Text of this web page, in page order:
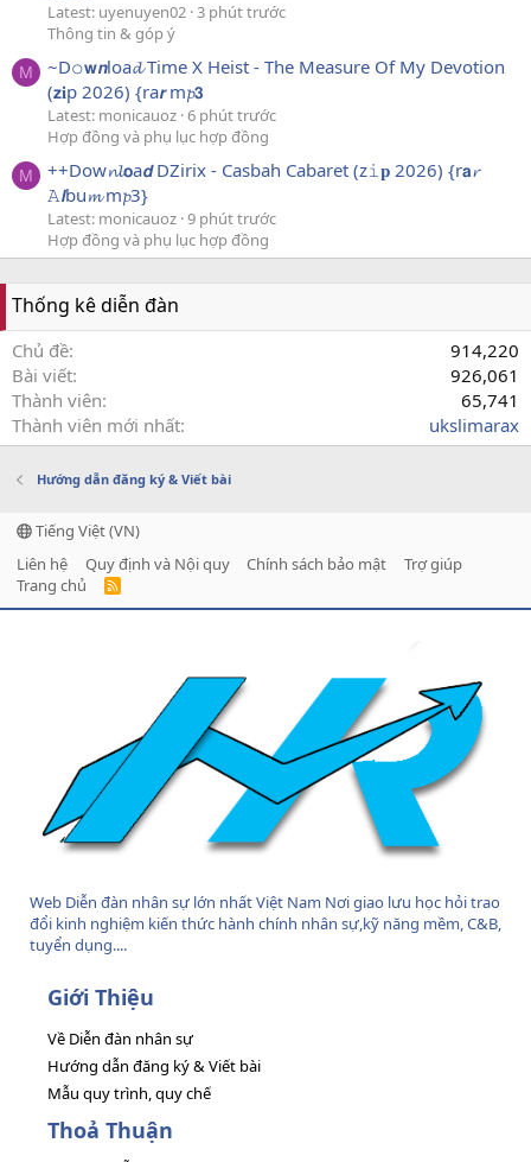
Latest: uyenuyen02 3 phút trước
Thông tin & góp ý
M
~D𝚘𝘄𝙣loa𝓭 Time X Heist - The Measure Of My Devotion
(𝘇𝐢p 2026) {ra𝙧 m𝓹𝟯
Latest: monicauoz 6 phút trước
Hợp đồng và phụ lục hợp đồng
M
++Dow𝓷𝓵𝗼a𝙙 DZirix - Casbah Cabaret (z𝚒𝐩 2026) {r𝗮𝓻
𝙰𝙡bu𝓶 m𝓹3}
Latest: monicauoz 9 phút trước
Hợp đồng và phụ lục hợp đồng
Thống kê diễn đàn
Chủ đề
914,220
Bài viết
926,061
Thành viên
65,741
Thành viên mới nhất
ukslimarax
Hướng dẫn đăng ký & Viết bài
Tiếng Việt (VN)
Liên hệ
Quy định và Nội quy Chính sách bảo mật
Trợ giúp
Trang chủ
R
Web Diễn đàn nhân sự lớn nhất Việt Nam Nơi giao lưu học hỏi trao
đổi kinh nghiệm kiến thức hành chính nhân sự,kỹ năng mềm, C&B,
tuyển dụng....
Giới Thiệu
Về Diễn đàn nhân sự
Hướng dẫn đăng ký & Viết bài
Mẫu quy trình, quy chế
Thoả Thuận